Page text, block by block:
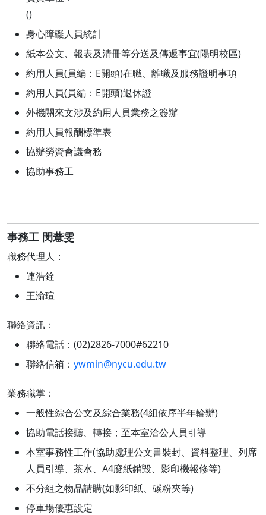
()
身心障礙人員統計
紙本公文、報表及清冊等分送及傳遞事宜(陽明校區)
約用人員(員編：E開頭)在職、離職及服務證明事項
約用人員(員編：E開頭)退休證
外機關來文涉及約用人員業務之簽辦
約用人員報酬標準表
協辦勞資會議會務
協助事務工
事務工 閔薏雯
職務代理人：
連浩銓
王渝瑄
聯絡資訊：
聯絡電話：(02)2826-7000#62210
聯絡信箱： ywmin@nycu.edu.tw
業務職掌：
一般性綜合公文及綜合業務(4組依序半年輪辦)
協助電話接聽、轉接；至本室洽公人員引導
本室事務性工作(協助處理公文書裝封、資料整理、列席
人員引導、茶水、A4廢紙銷毀、影印機報修等)
不分組之物品請購(如影印紙、碳粉夾等)
停車場優惠設定